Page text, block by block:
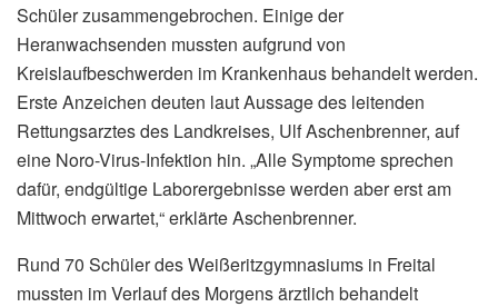
Schüler zusammengebrochen. Einige der
Heranwachsenden mussten aufgrund von
Kreislaufbeschwerden im Krankenhaus behandelt werden.
Erste Anzeichen deuten laut Aussage des leitenden
Rettungsarztes des Landkreises, Ulf Aschenbrenner, auf
eine Noro-Virus-Infektion hin. „Alle Symptome sprechen
dafür, endgültige Laborergebnisse werden aber erst am
Mittwoch erwartet,“ erklärte Aschenbrenner.
Rund 70 Schüler des Weißeritzgymnasiums in Freital
mussten im Verlauf des Morgens ärztlich behandelt